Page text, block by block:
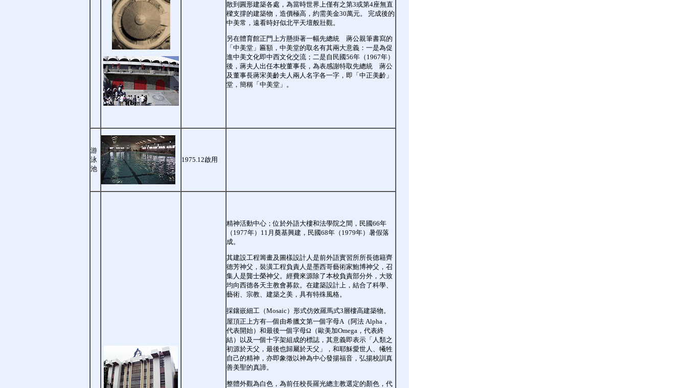
散到圓形建築各處，為當時世界上僅有之第3或第4座無直
樑支撐的建築物，造價極高，約需美金30萬元。 完成後的
中美常，遠看時好似北平天壇般壯觀。
另在體育館正門上方懸掛著一幅先總統 蔣公親筆書寫的
「中美堂」匾額，中美堂的取名有其兩大意義：一是為促
進中美文化即中西文化交流；二是自民國56年（1967年）
後，蔣夫人出任本校董事長，為表感謝特取先總統 蔣公
及董事長蔣宋美齡夫人兩人名字各一字，即「中正美齡」
堂，簡稱「中美堂」。
游
泳
池
1975.12啟用
精神活動中心；位於外語大樓和法學院之間，民國66年
（1977年）11月奠基興建，民國68年（1979年）暑假落
成。
其建設工程籌畫及圖樣設計人是前外語實習所所長德籍齊
德芳神父，裝潢工程負責人是墨西哥藝術家鮑博神父，召
集人是龔士榮神父。經費來源除了本校負責部分外，大致
均向西德各天主教會募款。在建築設計上，結合了科學、
藝術、宗教、建築之美，具有特殊風格。
採鑲嵌細工（Mosaic）形式仿效羅馬式3層樓高建築物。 
屋頂正上方有—個由希臘文第一個字母Α（阿法 Alpha，
代表開始）和最後一個字母Ω（歐美加Omega，代表終
結）以及一個十字架組成的標誌，其意義即表示「人類之
初源於天父，最後也歸屬於天父」，和耶穌愛世人、犧牲
自己的精神，亦即象徵以神為中心發揚福音，弘揚校訓真
善美聖的真諦。
整體外觀為白色，為前任校長羅光總主教選定的顏色，代